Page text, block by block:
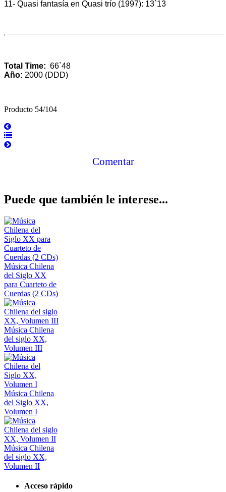
11- Quasi fantasía en Quasi trío (1997): 13`13
Total Time: 66`48
Año: 2000 (DDD)
Producto 54/104
Comentar
Puede que también le interese...
Música Chilena
del Siglo XX
para Cuarteto de
Cuerdas (2 CDs)
Música Chilena
del siglo XX,
Volumen III
Música Chilena
del Siglo XX,
Volumen I
Música Chilena
del siglo XX,
Volumen II
Acceso rápido